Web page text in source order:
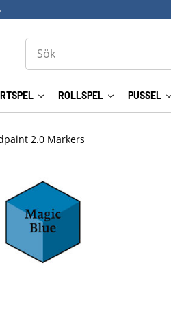
ROLLSPEL PUSSEL
2.0 Markers